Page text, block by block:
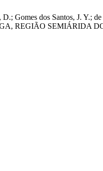
D.; Gomes dos Santos, J.
REGIÃO SEMIÁRIDA